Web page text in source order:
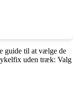
guide til at vælge de
uden træk: Valg